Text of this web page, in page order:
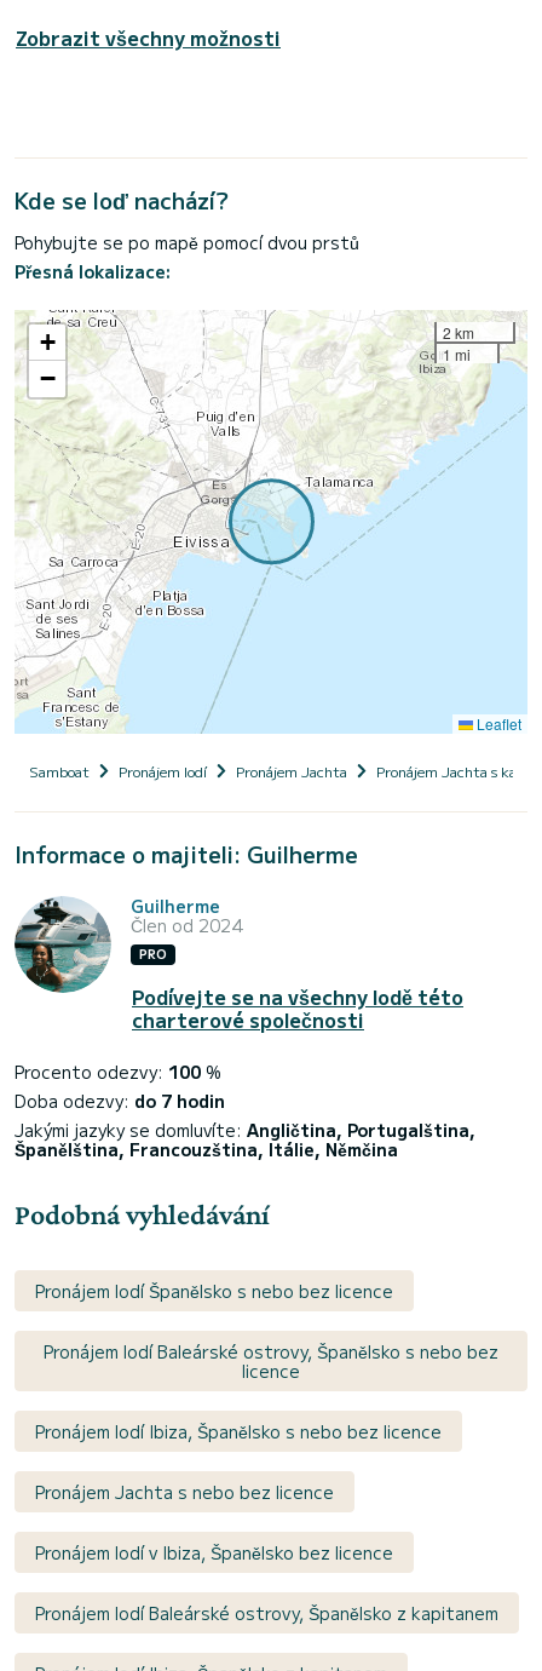
Zobrazit všechny možnosti
Kde se loď nachází?
Pohybujte se po mapě pomocí dvou prstů
Přesná lokalizace:
+
−
2 km
1 mi
Leaflet
Samboat Pronájem lodí Pronájem Jachta Pronájem Jachta s
Informace o majiteli: Guilherme
Guilherme
Člen od 2024
PRO
Podívejte se na všechny lodě této
charterové společnosti
Procento odezvy: 100 %
Doba odezvy: do 7 hodin
Jakými jazyky se domluvíte: Angličtina, Portugalština,
Španělština, Francouzština, Itálie, Němčina
Podobná vyhledávání
Pronájem lodí Španělsko s nebo bez licence
Pronájem lodí Baleárské ostrovy, Španělsko s nebo bez
licence
Pronájem lodí Ibiza, Španělsko s nebo bez licence
Pronájem Jachta s nebo bez licence
Pronájem lodí v Ibiza, Španělsko bez licence
Pronájem lodí Baleárské ostrovy, Španělsko z kapitanem